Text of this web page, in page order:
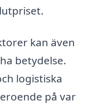
kan även
betydelse.
logistiska
på var